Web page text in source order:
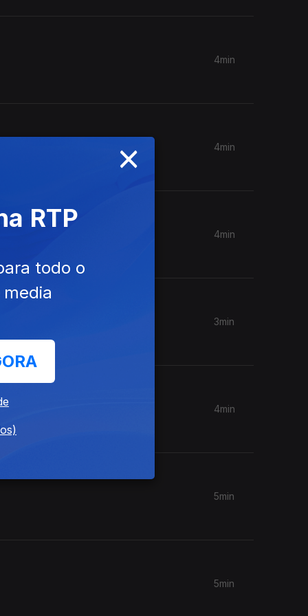
4min
4min
4min
3min
4min
5min
5min
×
RTP
todo o